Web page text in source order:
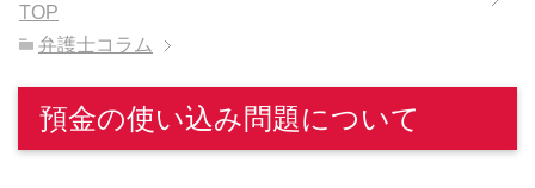
TOP
弁護士コラム
預金の使い込み問題について